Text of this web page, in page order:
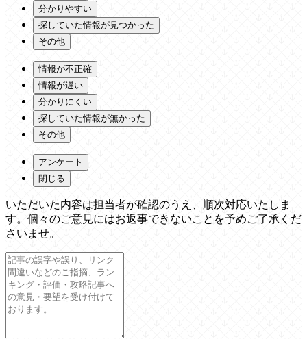
分かりやすい
探していた情報が見つかった
その他
情報が不正確
情報が遅い
分かりにくい
探していた情報が無かった
その他
アンケート
閉じる
いただいた内容は担当者が確認のうえ、順次対応いたしま
す。個々のご意見にはお返事できないことを予めご了承くだ
さいませ。